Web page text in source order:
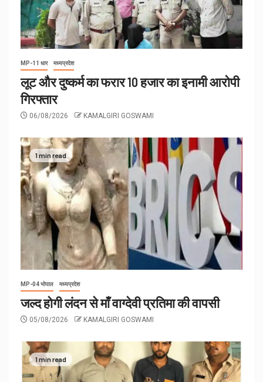
MP-11 धार मध्यप्रदेश
लूट और दुष्कर्म का फरार 10 हजार का इनामी आरोपी
गिरफ्तार
06/08/2026 KAMALGIRI GOSWAMI
1 min read
MP-04 भोपाल मध्यप्रदेश
जल्द होगी लंदन से माँ वाग्देवी प्रतिमा की वापसी
05/08/2026 KAMALGIRI GOSWAMI
1 min read